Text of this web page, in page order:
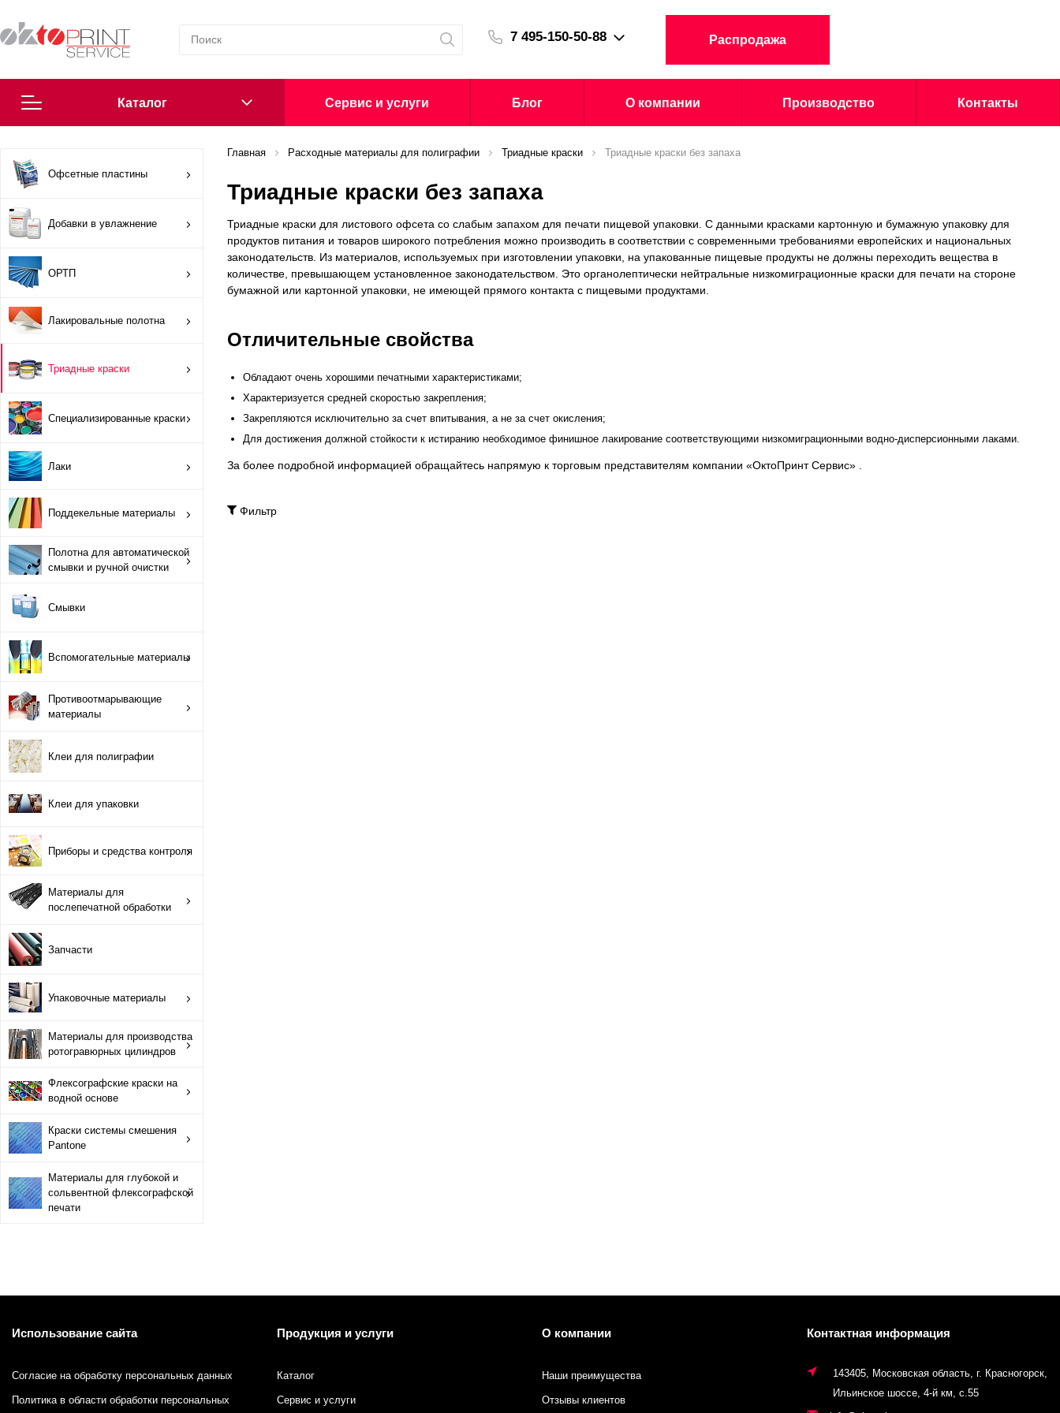
7 495-150-50-88 Распродажа
Каталог
Согласие на обработку персональных данных
Политика в области обработки персональных данных
Сообщить о нарушении
Офсетные пластины
Добавки в увлажнение
Триадные краски
Специализированные краски
Лаки
Поддекельные материалы
Полотна для автоматической смывки и ручной очистки
Вспомогательные материалы
Противоотмарывающие материалы
Клеи для полиграфии
Клеи для упаковки
Приборы и средства контроля
Упаковочные материалы
Материалы для производства ротогравюрных цилиндров
Флексографские краски на водной основе
Краски системы смешения Pantone
Cервис и услуги Блог О компании Производство Контакты
Офсетные пластины
Добавки в увлажнение
ОРТП
Лакировальные полотна
Триадные краски
Специализированные краски
Лаки
Поддекельные материалы
Полотна для автоматической
смывки и ручной очистки
Смывки
Вспомогательные материалы
Противоотмарывающие
материалы
Клеи для полиграфии
Клеи для упаковки
Приборы и средства контроля
Материалы для
послепечатной обработки
Запчасти
Упаковочные материалы
Материалы для производства
ротогравюрных цилиндров
Флексографские краски на
водной основе
Краски системы смешения
Pantone
Материалы для глубокой и
сольвентной флексографской
печати
Главная Расходные материалы для полиграфии Триадные краски Триадные краски без запаха
Триадные краски без запаха
Триадные краски для листового офсета со слабым запахом для печати пищевой упаковки. С данными красками картонную и бумажную упаковку для
продуктов питания и товаров широкого потребления можно производить в соответствии с современными требованиями европейских и национальных
законодательств. Из материалов, используемых при изготовлении упаковки, на упакованные пищевые продукты не должны переходить вещества в
количестве, превышающем установленное законодательством. Это органолептически нейтральные низкомиграционные краски для печати на стороне
бумажной или картонной упаковки, не имеющей прямого контакта с пищевыми продуктами.
Отличительные свойства
Обладают очень хорошими печатными характеристиками;
Характеризуется средней скоростью закрепления;
Закрепляются исключительно за счет впитывания, а не за счет окисления;
Для достижения должной стойкости к истиранию необходимое финишное лакирование соответствующими низкомиграционными водно-дисперсионными лаками.
За более подробной информацией обращайтесь напрямую к торговым представителям компании «ОктоПринт Сервис» .
Фильтр
Использование сайта
Согласие на обработку персональных данных
Политика в области обработки персональных
Продукция и услуги
Каталог
Сервис и услуги
О компании
Наши преимущества
Отзывы клиентов
Контактная информация
143405, Московская область, г. Красногорск,
Ильинское шоссе, 4-й км, с.55